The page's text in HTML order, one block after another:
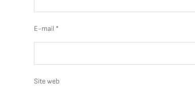
E-mail *
Site web